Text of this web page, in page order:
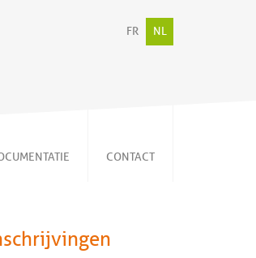
FR NL
Publicaties
CONTACT